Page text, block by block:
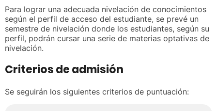
Para lograr una adecuada nivelación de conocimientos
según el perfil de acceso del estudiante, se prevé un
semestre de nivelación donde los estudiantes, según su
perfil, podrán cursar una serie de materias optativas de
nivelación.
Criterios de admisión
Se seguirán los siguientes criterios de puntuación: